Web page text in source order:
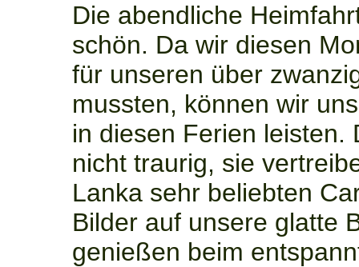
Die abendliche
schön. Da wir diesen
für unseren über
mussten, können wir
in diesen Ferien leisten.
nicht traurig, sie
Lanka sehr beliebten
Bilder auf unsere glatte
genießen beim